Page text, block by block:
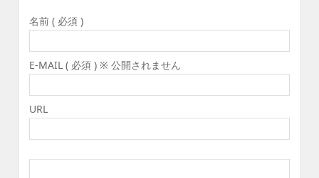
名前 ( 必須 )
E-MAIL ( 必須 ) ※ 公開されません
URL